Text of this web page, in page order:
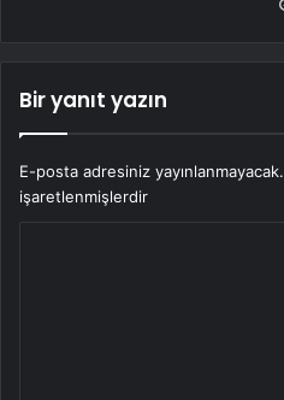
Bir yanıt yazın
E-posta adresiniz yayınlanmayacak.
işaretlenmişlerdir